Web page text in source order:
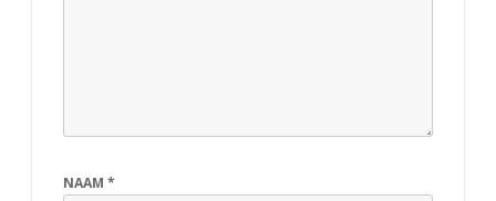
NAAM *